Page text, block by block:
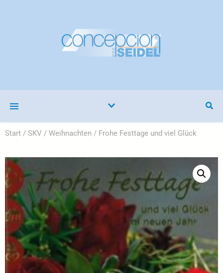
Start / SKV / Weihnachten / Frohe Festtage und viel Glück